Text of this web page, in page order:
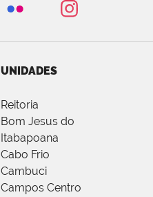
UNIDADES
Reitoria
Bom Jesus do
Itabapoana
Cabo Frio
Cambuci
Campos Centro